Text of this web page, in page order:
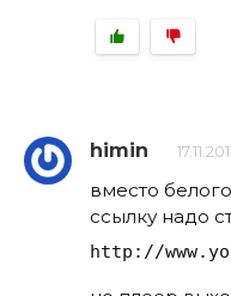
himin
вместо
ссылку надо
http://